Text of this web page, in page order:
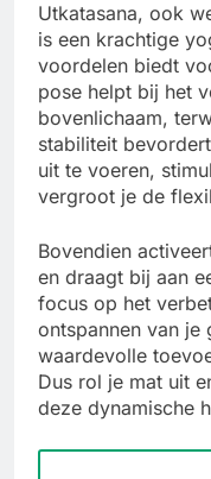
Utkatasana, ook
is een krachtige
voordelen biedt
pose helpt bij het
bovenlichaam,
stabiliteit
uit te voeren,
vergroot je de
Bovendien
en draagt bij aan
focus op het
ontspannen van je
waardevolle
Dus rol je mat uit
deze dynamische